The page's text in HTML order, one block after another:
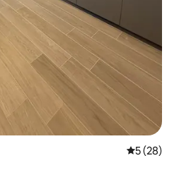
5 de uma
5 (28)